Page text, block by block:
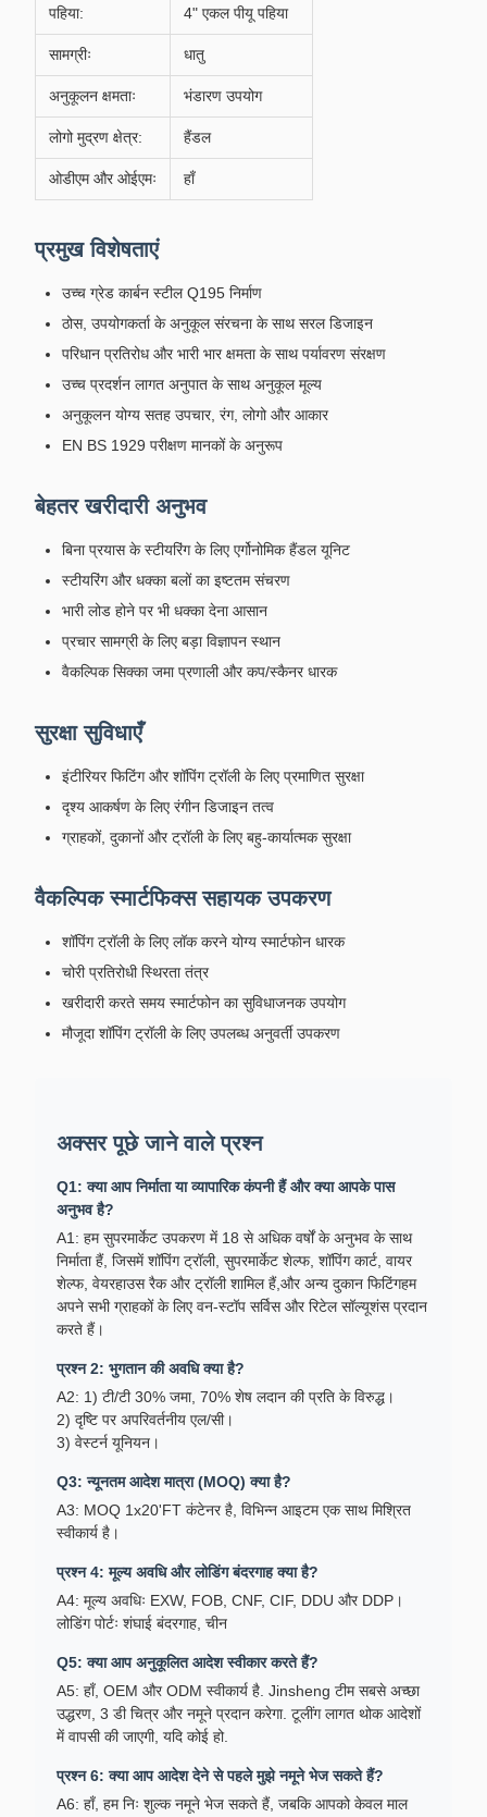
पहिया: 4" एकल पीयू पहिया
सामग्रीः धातु
अनुकूलन क्षमताः भंडारण उपयोग
लोगो मुद्रण क्षेत्र: हैंडल
ओडीएम और ओईएमः हाँ
प्रमुख विशेषताएं
उच्च ग्रेड कार्बन स्टील Q195 निर्माण
ठोस, उपयोगकर्ता के अनुकूल संरचना के साथ सरल डिजाइन
परिधान प्रतिरोध और भारी भार क्षमता के साथ पर्यावरण संरक्षण
उच्च प्रदर्शन लागत अनुपात के साथ अनुकूल मूल्य
अनुकूलन योग्य सतह उपचार, रंग, लोगो और आकार
EN BS 1929 परीक्षण मानकों के अनुरूप
बेहतर खरीदारी अनुभव
बिना प्रयास के स्टीयरिंग के लिए एर्गोनोमिक हैंडल यूनिट
स्टीयरिंग और धक्का बलों का इष्टतम संचरण
भारी लोड होने पर भी धक्का देना आसान
प्रचार सामग्री के लिए बड़ा विज्ञापन स्थान
वैकल्पिक सिक्का जमा प्रणाली और कप/स्कैनर धारक
सुरक्षा सुविधाएँ
इंटीरियर फिटिंग और शॉपिंग ट्रॉली के लिए प्रमाणित सुरक्षा
दृश्य आकर्षण के लिए रंगीन डिजाइन तत्व
ग्राहकों, दुकानों और ट्रॉली के लिए बहु-कार्यात्मक सुरक्षा
वैकल्पिक स्मार्टफिक्स सहायक उपकरण
शॉपिंग ट्रॉली के लिए लॉक करने योग्य स्मार्टफोन धारक
चोरी प्रतिरोधी स्थिरता तंत्र
खरीदारी करते समय स्मार्टफोन का सुविधाजनक उपयोग
मौजूदा शॉपिंग ट्रॉली के लिए उपलब्ध अनुवर्ती उपकरण
अक्सर पूछे जाने वाले प्रश्न
Q1: क्या आप निर्माता या व्यापारिक कंपनी हैं और क्या आपके पास
अनुभव है?
A1: हम सुपरमार्केट उपकरण में 18 से अधिक वर्षों के अनुभव के साथ
निर्माता हैं, जिसमें शॉपिंग ट्रॉली, सुपरमार्केट शेल्फ, शॉपिंग कार्ट, वायर
शेल्फ, वेयरहाउस रैक और ट्रॉली शामिल हैं,और अन्य दुकान फिटिंगहम
अपने सभी ग्राहकों के लिए वन-स्टॉप सर्विस और रिटेल सॉल्यूशंस प्रदान
करते हैं।
प्रश्न 2: भुगतान की अवधि क्या है?
A2: 1) टी/टी 30% जमा, 70% शेष लदान की प्रति के विरुद्ध।
2) दृष्टि पर अपरिवर्तनीय एल/सी।
3) वेस्टर्न यूनियन।
Q3: न्यूनतम आदेश मात्रा (MOQ) क्या है?
A3: MOQ 1x20'FT कंटेनर है, विभिन्न आइटम एक साथ मिश्रित
स्वीकार्य है।
प्रश्न 4: मूल्य अवधि और लोडिंग बंदरगाह क्या है?
A4: मूल्य अवधिः EXW, FOB, CNF, CIF, DDU और DDP।
लोडिंग पोर्टः शंघाई बंदरगाह, चीन
Q5: क्या आप अनुकूलित आदेश स्वीकार करते हैं?
A5: हाँ, OEM और ODM स्वीकार्य है. Jinsheng टीम सबसे अच्छा
उद्धरण, 3 डी चित्र और नमूने प्रदान करेगा. टूलींग लागत थोक आदेशों
में वापसी की जाएगी, यदि कोई हो.
प्रश्न 6: क्या आप आदेश देने से पहले मुझे नमूने भेज सकते हैं?
A6: हाँ, हम निः शुल्क नमूने भेज सकते हैं, जबकि आपको केवल माल